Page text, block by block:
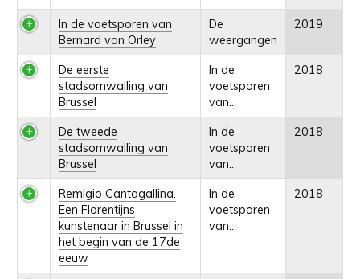
In de voetsporen van
Bernard van Orley
De
weergangen
2019
De eerste
stadsomwalling van
Brussel
In de
voetsporen
van...
2018
De tweede
stadsomwalling van
Brussel
In de
voetsporen
van...
2018
Remigio Cantagallina.
Een Florentijns
kunstenaar in Brussel in
het begin van de 17de
eeuw
In de
voetsporen
van...
2018